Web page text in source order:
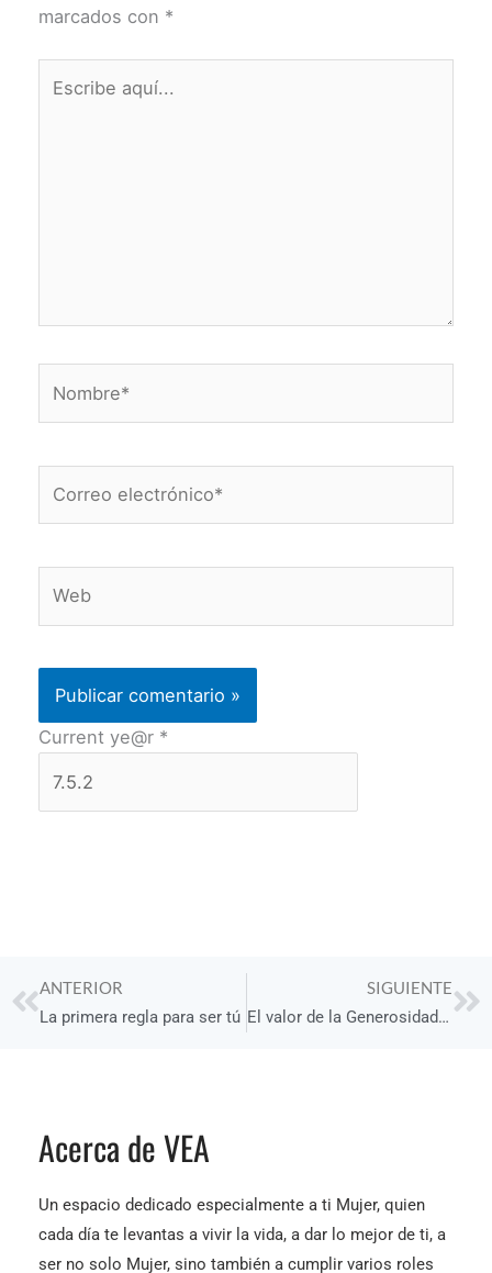
marcados con *
electrónico*
Current ye@r *
Prev
ANTERIOR
La primera regla para ser tú
SIGUIENTE
El valor de la Generosidad detrás de un Podcast
Acerca de VEA
Un espacio dedicado especialmente a ti Mujer, quien
cada día te levantas a vivir la vida, a dar lo mejor de ti, a
ser no solo Mujer, sino también a cumplir varios roles